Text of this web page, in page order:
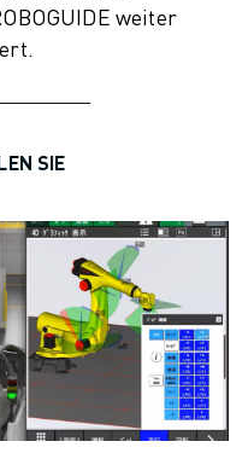
weiter
SIE